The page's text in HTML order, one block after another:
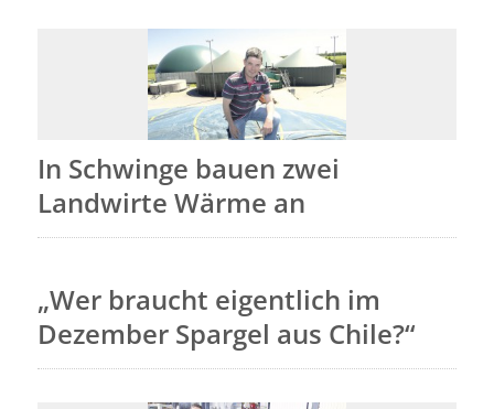
In Schwinge bauen zwei
Landwirte Wärme an
„Wer braucht eigentlich im
Dezember Spargel aus Chile?“